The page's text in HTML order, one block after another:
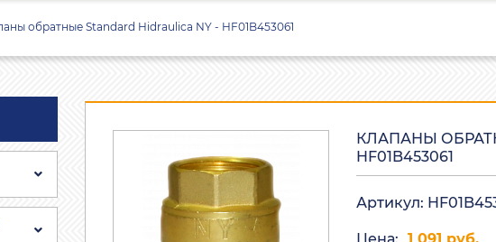
обратные Standard Hidraulica NY - HF01B453061
КЛАПАНЫ
HF01B453061
Артикул: